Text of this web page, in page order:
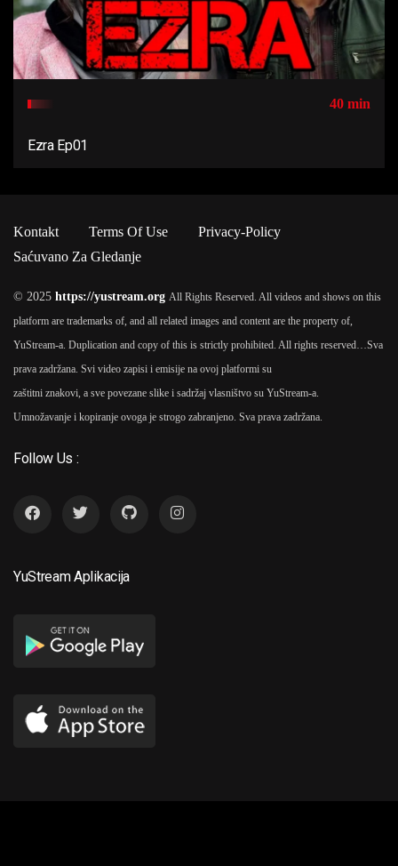
40 min
Ezra Ep01
Kontakt Terms Of Use
Privacy-Policy
Saćuvano Za Gledanje
© 2025 https://yustream.org All Rights Reserved. All videos and shows on this
platform are trademarks of, and all related images and content are the property of,
YuStream-a. Duplication and copy of this is strictly prohibited. All rights reserved… Sva
prava zadržana. Svi video zapisi i emisije na ovoj platformi su
zaštitni znakovi, a sve povezane slike i sadržaj vlasništvo su YuStream-a.
Umnožavanje i kopiranje ovoga je strogo zabranjeno. Sva prava zadržana.
Follow Us :
YuStream Aplikacija